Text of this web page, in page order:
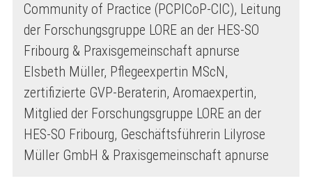
Community of Practice (PCPICoP-CIC), Leitung
der Forschungsgruppe LORE an der HES-SO
Fribourg & Praxisgemeinschaft apnurse
Elsbeth Müller, Pflegeexpertin MScN,
zertifizierte GVP-Beraterin, Aromaexpertin,
Mitglied der Forschungsgruppe LORE an der
HES-SO Fribourg, Geschäftsführerin Lilyrose
Müller GmbH & Praxisgemeinschaft apnurse